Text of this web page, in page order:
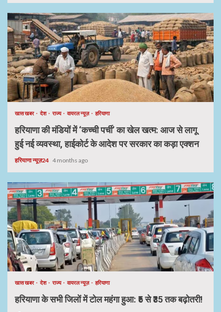
खास खबर देश राज्य वायरल न्यूज़ हरियाणा
हरियाणा की मंडियों में ‘कच्ची पर्ची’ का खेल खत्म: आज से लागू
हुई नई व्यवस्था, हाईकोर्ट के आदेश पर सरकार का कड़ा एक्शन
हरियाणा न्यूज़24 4 months ago
खास खबर देश राज्य वायरल न्यूज़ हरियाणा
हरियाणा के सभी जिलों में टोल महंगा हुआ: ₹5 से ₹35 तक बढ़ोतरी!